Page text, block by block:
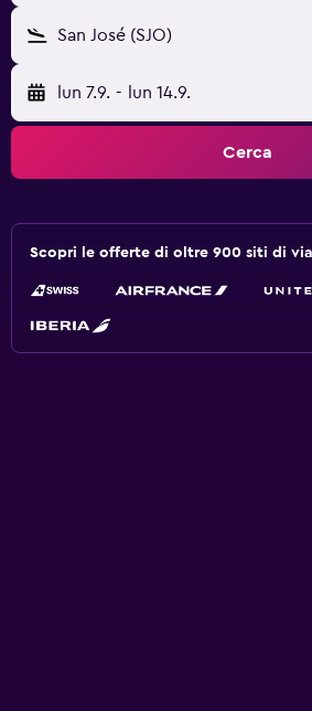
San José (SJO)
lun 7.9. - lun 14.9.
Cerca
Scopri le offerte di oltre 900 siti di